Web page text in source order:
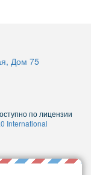
Дом 75
по лицензии
International